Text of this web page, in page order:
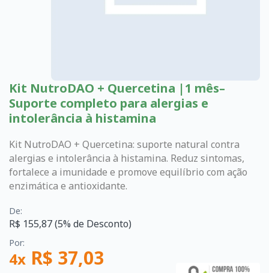
Kit NutroDAO + Quercetina |1 mês–
Suporte completo para alergias e
intolerância à histamina
Kit NutroDAO + Quercetina: suporte natural contra
alergias e intolerância à histamina. Reduz sintomas,
fortalece a imunidade e promove equilíbrio com ação
enzimática e antioxidante.
De:
R$ 155,87 (5% de Desconto)
Por:
4x R$ 37,03